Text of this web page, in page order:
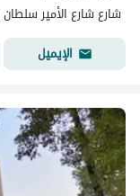
شارع شارع الأمير
الإيميل